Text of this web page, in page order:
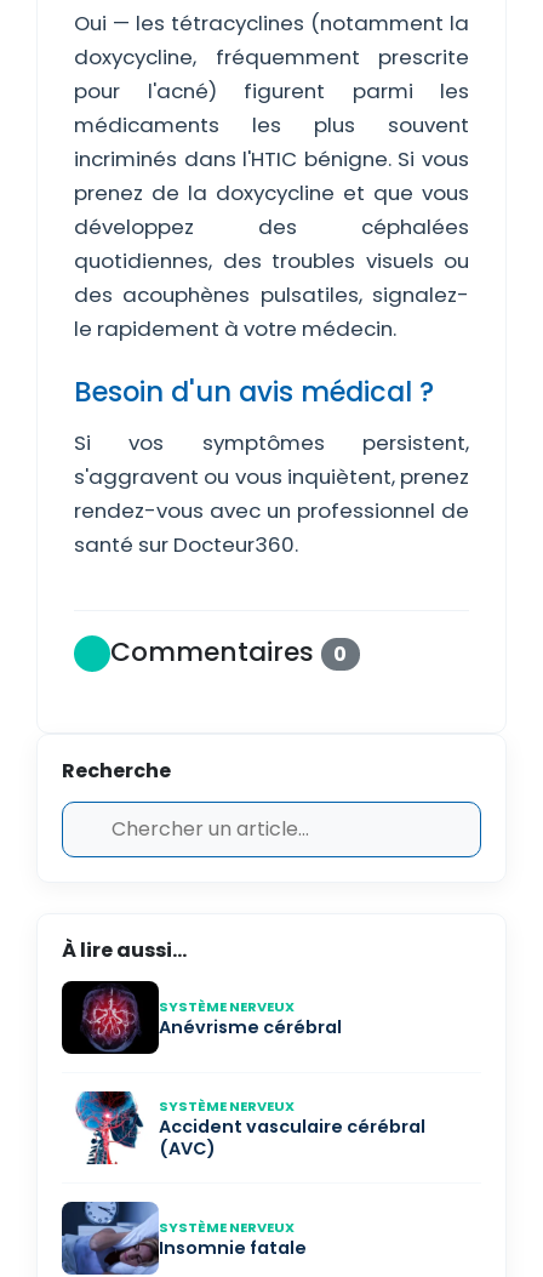
Oui — les tétracyclines (notamment la
doxycycline, fréquemment prescrite
pour l'acné) figurent parmi les
médicaments les plus souvent
incriminés dans l'HTIC bénigne. Si vous
prenez de la doxycycline et que vous
développez des céphalées
quotidiennes, des troubles visuels ou
des acouphènes pulsatiles, signalez-
le rapidement à votre médecin.
Besoin d'un avis médical ?
Si vos symptômes persistent,
s'aggravent ou vous inquiètent, prenez
rendez-vous avec un professionnel de
santé sur Docteur360.
Commentaires 0
Recherche
À lire aussi...
SYSTÈME NERVEUX
Anévrisme cérébral
SYSTÈME NERVEUX
Accident vasculaire cérébral
(AVC)
SYSTÈME NERVEUX
Insomnie fatale